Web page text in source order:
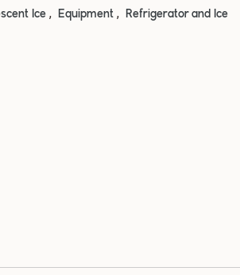
Ice , Equipment ,
Refrigerator and Ice